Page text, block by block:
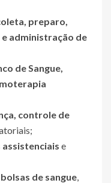
preparo,
administração de
de Sangue,
controle de
e
de sangue,